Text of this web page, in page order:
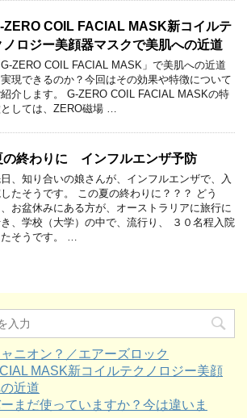
ZERO COIL FACIAL MASK新コイルテ
ノロジー美顔器マスクで美肌への近道
G-ZERO COIL FACIAL MASK」で美肌への近道
現できるのか？今回はその効果や特徴について
介します。 G-ZERO COIL FACIAL MASKの特
しては、ZERO磁場 …
の終わりに インフルエンザ予防
、知り合いの娘さんが、インフルエンザで、入
たそうです。 この夏の終わりに？？？ どう
、お盆休みにある方が、オーストラリアに旅行に
、学校（大学）の中で、流行り、 ３０名程入院
たそうです。 …
ニオン？／エアーズロック
MASK新コイルテクノロジー美顔
近道
まだ使っていますか？今は違いま